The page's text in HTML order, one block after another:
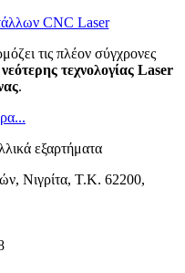
τις πλέον σύγχρονες
τεχνολογίας Laser
.
Νιγρίτα, Τ.Κ. 62200,